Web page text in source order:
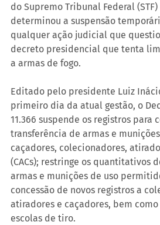
do Supremo Tribunal Federal
determinou a suspensão
qualquer ação judicial que
decreto presidencial que tenta
a armas de fogo.
Editado pelo presidente Luiz
primeiro dia da atual gestão, o
11.366 suspende os registros para
transferência de armas e
caçadores, colecionadores,
(CACs); restringe os quantitativos
armas e munições de uso
concessão de novos registros a
atiradores e caçadores, bem
escolas de tiro.